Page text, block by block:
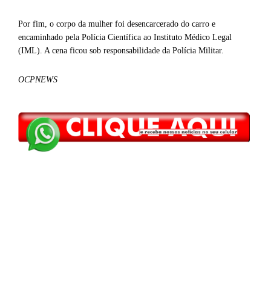
Por fim, o corpo da mulher foi desencarcerado do carro e
encaminhado pela Polícia Científica ao Instituto Médico Legal
(IML). A cena ficou sob responsabilidade da Polícia Militar.
OCPNEWS